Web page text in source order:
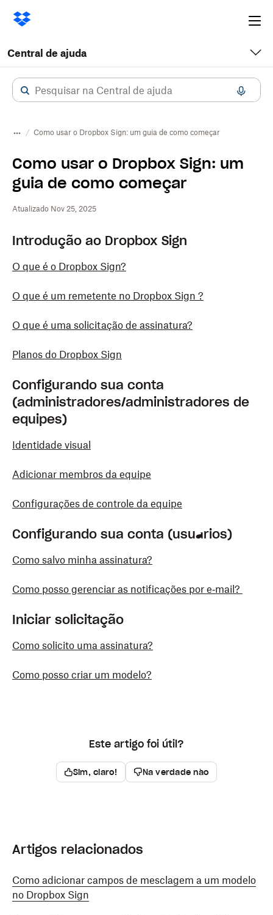
Central de ajuda
Como usar o Dropbox Sign: um guia de como começar
Como usar o Dropbox Sign: um
guia de como começar
Atualizado Nov 25, 2025
Introdução ao Dropbox Sign
O que é o Dropbox Sign?
O que é um remetente no Dropbox Sign ?
O que é uma solicitação de assinatura?
Planos do Dropbox Sign
Configurando sua conta
(administradores/administradores de
equipes)
Identidade visual
Adicionar membros da equipe
Configurações de controle da equipe
Configurando sua conta (usuários)
Como salvo minha assinatura?
Como posso gerenciar as notificações por e‑mail?
Iniciar solicitação
Como solicito uma assinatura?
Como posso criar um modelo?
Este artigo foi útil?
Sim, claro! Na verdade não
Artigos relacionados
Como adicionar campos de mesclagem a um modelo
no Dropbox Sign